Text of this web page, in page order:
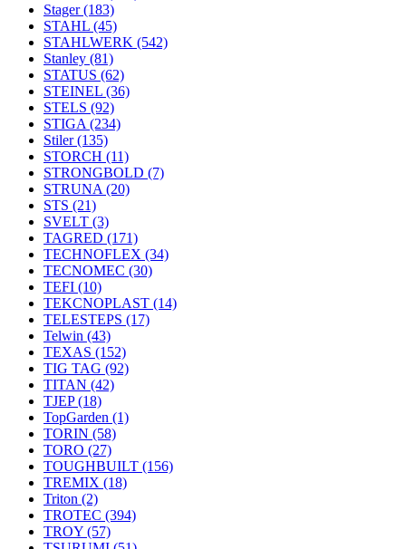
Stager(183)
STAHL (45)
STAHLWERK (542)
Stanley (81)
STATUS (62)
STEINEL (36)
STELS (92)
STIGA (234)
Stiler(135)
STORCH (11)
STRONGBOLD (7)
STRUNA (20)
STS (21)
SVELT (3)
TAGRED (171)
TECHNOFLEX (34)
TECNOMEC (30)
TEFI (10)
TEKCNOPLAST (14)
TELESTEPS (17)
Telwin (43)
TEXAS (152)
TIG TAG (92)
TITAN (42)
TJEP(18)
TopGarden (1)
TORIN (58)
TORO (27)
TOUGHBUILT (156)
TREMIX (18)
Triton (2)
TROTEC (394)
TROY (57)